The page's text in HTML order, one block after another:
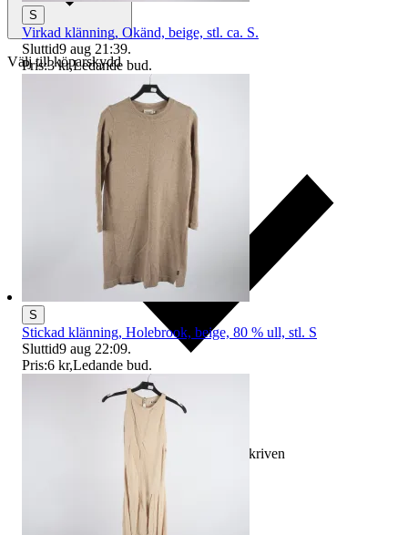
Välj till köparskydd
Ersättning om varan inte är som beskriven
S
Virkad klänning, Okänd, beige, stl. ca. S.
Sluttid9 aug 21:39.
Pris:3 kr,Ledande bud.
S
Stickad klänning, Holebrook, beige, 80 % ull, stl. S
Sluttid9 aug 22:09.
Pris:6 kr,Ledande bud.